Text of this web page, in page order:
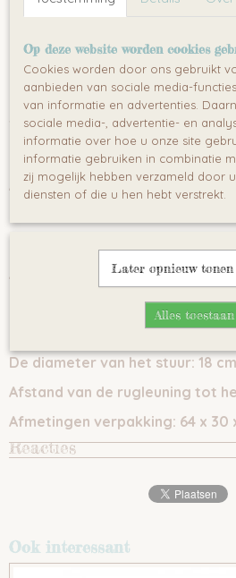
Ruime opbergruimte onder de
Zwenkbare voorwielen
Bescherming tegen kantelen
Technische data:
Leeftijdscategorie: 12-36
Afmetingen:62x27x44 cm
Afmetingen zitting: 18x24cm
Hoogte rugleuning: 17cm
De diameter van het stuur: 18 cm
Afstand van de rugleuning tot
Afmetingen verpakking: 64 x 30
Reacties
Ook interessant
Op deze website worden cookies
Cookies worden door ons gebruikt
aanbieden van sociale media-
van informatie en advertenties.
sociale media-, advertentie- en
informatie over hoe u onze site
informatie gebruiken in combinatie
zij mogelijk hebben verzameld door
diensten of die u hen hebt verstrekt.
Later opnieuw tonen
Alles toestaan